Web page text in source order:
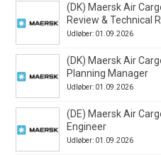
(DK) Maersk Air
Review & Technical
Udløber: 01.09.2026
(DK) Maersk Air
Planning Manager
Udløber: 01.09.2026
(DE) Maersk Air
Engineer
Udløber: 01.09.2026